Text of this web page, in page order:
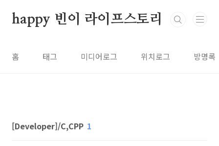
happy 빈이 라이프스토리
홈 태그 미디어로그 위치로그 방명록
[Developer]/C,CPP 1